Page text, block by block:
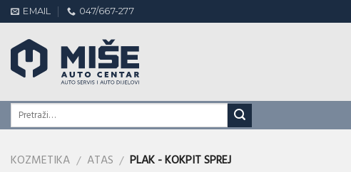
Skip
to
content
EMAIL 047/667-277
KOZMETIKA / ATAS / PLAK - KOKPIT SPREJ